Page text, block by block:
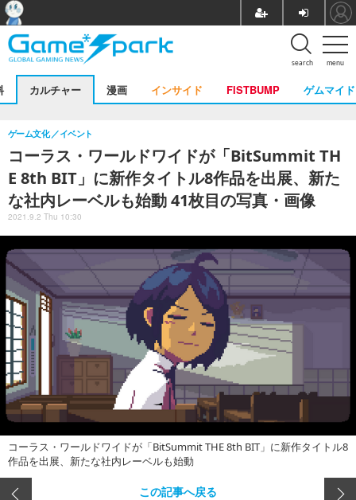
menu
search
カルチャー 漫画 インサイド FISTBUMP ゲムマイド
コーラス・ワールドワイドが「BitSummit TH
E 8th BIT」に新作タイトル8作品を出展、新た
な社内レーベルも始動 41枚目の写真・画像
ゲーム文化 イベント
2021.9.2 Thu 10:30
コーラス・ワールドワイドが「BitSummit THE 8th BIT」に新作タイトル8
作品を出展、新たな社内レーベルも始動
この記事へ戻る